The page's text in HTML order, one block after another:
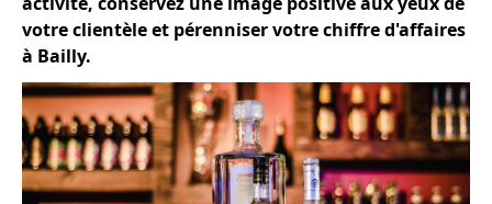
votre clientèle et pérenniser votre chiffre d'affaires
à Bailly.